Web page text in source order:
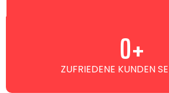
ZUFRIEDENE KUNDEN
0+